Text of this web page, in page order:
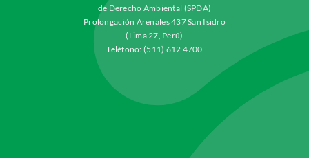
de Derecho Ambiental (SPDA)
Prolongación Arenales 437 San Isidro
(Lima 27, Perú)
Teléfono: (511) 612 4700